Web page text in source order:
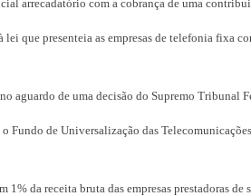
arrecadatório com a cobrança de uma
que presenteia as empresas de telefonia fixa
aguardo de uma decisão do Supremo Tribunal
de Universalização das Telecomunicações
1% da receita bruta das empresas prestadoras